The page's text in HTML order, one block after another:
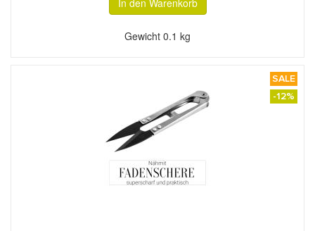
In den Warenkorb
Gewicht 0.1 kg
SALE
-12%